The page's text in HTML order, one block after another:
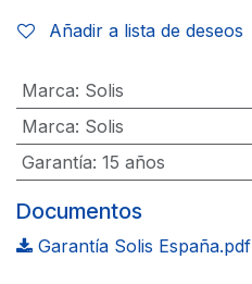
Añadir a lista de deseos
Marca: Solis
Marca: Solis
Garantía: 15 años
Documentos
Garantía Solis España.pdf